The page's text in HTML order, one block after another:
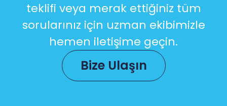
teklifi veya merak ettiğiniz tüm
sorularınız için uzman ekibimizle
hemen iletişime geçin.
Bize Ulaşın